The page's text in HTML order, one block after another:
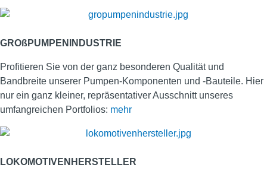
GROßPUMPENINDUSTRIE
Profitieren Sie von der ganz besonderen Qualität und
Bandbreite unserer Pumpen-Komponenten und -Bauteile. Hier
nur ein ganz kleiner, repräsentativer Ausschnitt unseres
umfangreichen Portfolios: mehr
LOKOMOTIVENHERSTELLER